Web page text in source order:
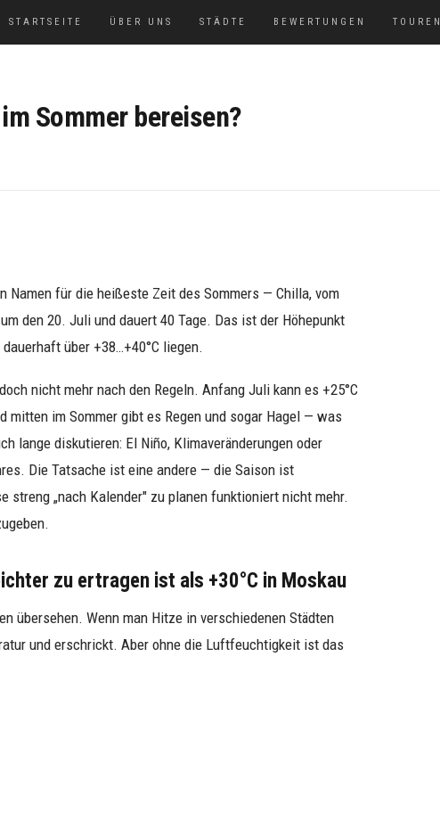
STARTSEITE ÜBER UNS STÄDTE BEWERTUNGEN TOUREN
Sommer bereisen?
Namen für die heißeste Zeit des Sommers — Chilla, vom
den 20. Juli und dauert 40 Tage. Das ist der Höhepunkt
über +38…+40°C liegen.
nicht mehr nach den Regeln. Anfang Juli kann es +25°C
mitten im Sommer gibt es Regen und sogar Hagel — was
lange diskutieren: El Niño, Klimaveränderungen oder
Die Tatsache ist eine andere — die Saison ist
streng „nach Kalender" zu planen funktioniert nicht mehr.
zu ertragen ist als +30°C in Moskau
übersehen. Wenn man Hitze in verschiedenen Städten
und erschrickt. Aber ohne die Luftfeuchtigkeit ist das